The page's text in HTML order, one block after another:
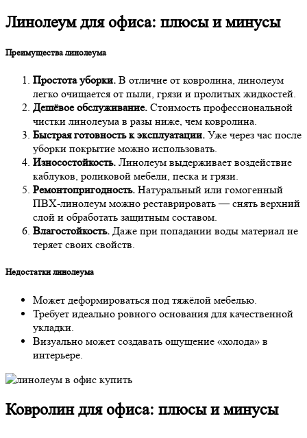
Линолеум для офиса: плюсы и минусы
Преимущества линолеума
Простота уборки. В отличие от ковролина, линолеум
легко очищается от пыли, грязи и пролитых жидкостей.
Дешёвое обслуживание. Стоимость профессиональной
чистки линолеума в разы ниже, чем ковролина.
Быстрая готовность к эксплуатации. Уже через час после
уборки покрытие можно использовать.
Износостойкость. Линолеум выдерживает воздействие
каблуков, роликовой мебели, песка и грязи.
Ремонтопригодность. Натуральный или гомогенный
ПВХ-линолеум можно реставрировать — снять верхний
слой и обработать защитным составом.
Влагостойкость. Даже при попадании воды материал не
теряет своих свойств.
Недостатки линолеума
Может деформироваться под тяжёлой мебелью.
Требует идеально ровного основания для качественной
укладки.
Визуально может создавать ощущение «холода» в
интерьере.
Ковролин для офиса: плюсы и минусы